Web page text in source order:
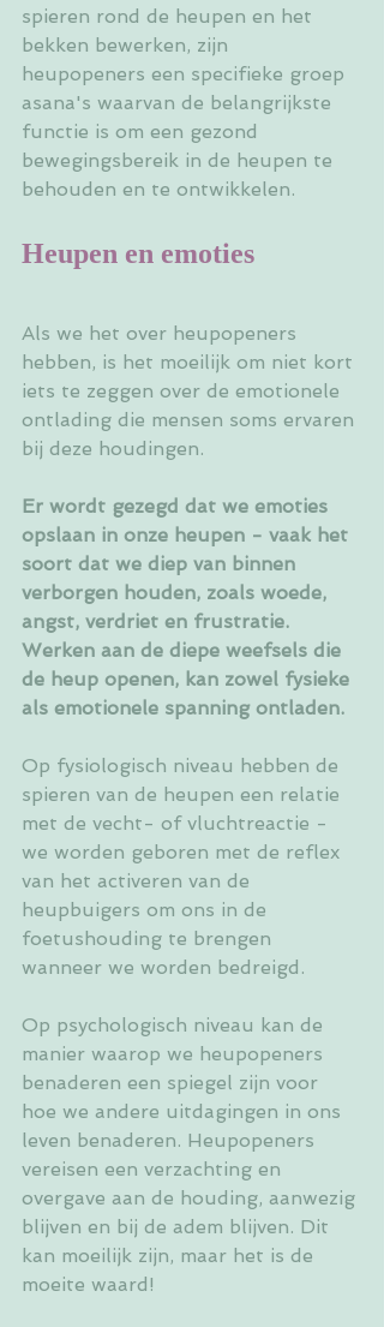
spieren rond de heupen en het
bekken bewerken, zijn
heupopeners een specifieke groep
asana's waarvan de belangrijkste
functie is om een ​​gezond
bewegingsbereik in de heupen te
behouden en te ontwikkelen.
Heupen en emoties
Als we het over heupopeners
hebben, is het moeilijk om niet kort
iets te zeggen over de emotionele
ontlading die mensen soms ervaren
bij deze houdingen.
Er wordt gezegd dat we emoties
opslaan in onze heupen - vaak het
soort dat we diep van binnen
verborgen houden, zoals woede,
angst, verdriet en frustratie.
Werken aan de diepe weefsels die
de heup openen, kan zowel fysieke
als emotionele spanning ontladen.
Op fysiologisch niveau hebben de
spieren van de heupen een relatie
met de vecht- of vluchtreactie -
we worden geboren met de reflex
van het activeren van de
heupbuigers om ons in de
foetushouding te brengen
wanneer we worden bedreigd.
Op psychologisch niveau kan de
manier waarop we heupopeners
benaderen een spiegel zijn voor
hoe we andere uitdagingen in ons
leven benaderen. Heupopeners
vereisen een verzachting en
overgave aan de houding, aanwezig
blijven en bij de adem blijven. Dit
kan moeilijk zijn, maar het is de
moeite waard!